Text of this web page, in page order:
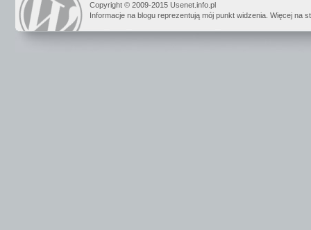
Copyright © 2009-2015 Usenet.info.pl
Informacje na blogu reprezentują mój punkt widzenia. Więcej na